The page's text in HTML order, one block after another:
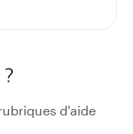
d'aide